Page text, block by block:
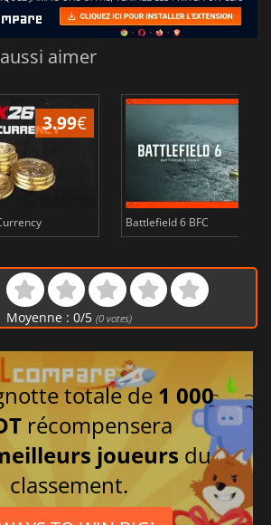
aimer
3.99€
Battlefield 6 BFC
Moyenne : 0/5 (0votes)
totale de 1 000
récompensera
joueurs du
classement.